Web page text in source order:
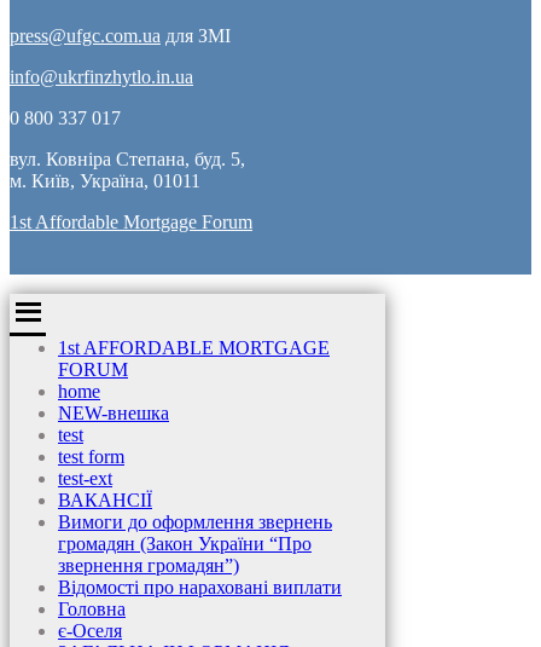
press@ufgc.com.ua для ЗМІ
info@ukrfinzhytlo.in.ua
0 800 337 017
вул. Ковніра Степана, буд. 5,
м. Київ, Україна, 01011
1st Affordable Mortgage Forum
1st AFFORDABLE MORTGAGE
FORUM
home
NEW-внешка
test
test form
test-ext
ВАКАНСІЇ
Вимоги до оформлення звернень
громадян (Закон України “Про
звернення громадян”)
Відомості про нараховані виплати
Головна
є-Оселя